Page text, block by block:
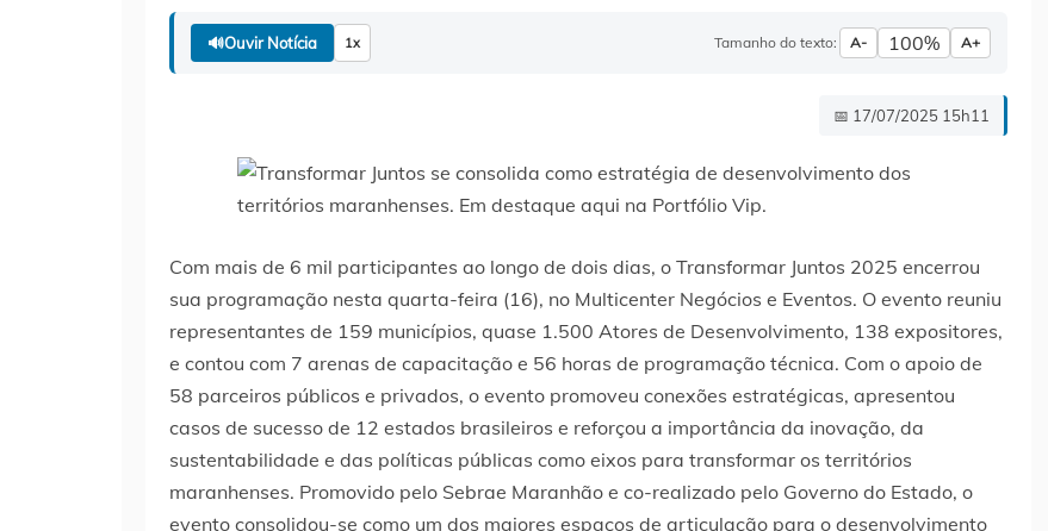
🔊Ouvir Notícia 1x Tamanho do texto: A- 100% A+
📅 17/07/2025 15h11
Com mais de 6 mil participantes ao longo de dois dias, o Transformar Juntos 2025 encerrou
sua programação nesta quarta-feira (16), no Multicenter Negócios e Eventos. O evento reuniu
representantes de 159 municípios, quase 1.500 Atores de Desenvolvimento, 138 expositores,
e contou com 7 arenas de capacitação e 56 horas de programação técnica. Com o apoio de
58 parceiros públicos e privados, o evento promoveu conexões estratégicas, apresentou
casos de sucesso de 12 estados brasileiros e reforçou a importância da inovação, da
sustentabilidade e das políticas públicas como eixos para transformar os territórios
maranhenses. Promovido pelo Sebrae Maranhão e co-realizado pelo Governo do Estado, o
evento consolidou-se como um dos maiores espaços de articulação para o desenvolvimento